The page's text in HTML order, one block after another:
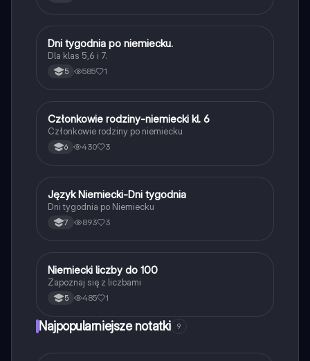
DJęzyk niemiecki
Dni tygodnia po niemiecku.
Dla klas 5,6 i 7.
5 585 1
CJęzyk niemiecki
Członkowie rodziny-niemiecki kl. 6
Członkowie rodziny po niemiecku
6 430 3
JJęzyk niemiecki
Język Niemiecki-Dni tygodnia
Dni tygodnia po Niemiecku
7 893 3
NJęzyk niemiecki
Niemiecki liczby do 100
Zapoznaj się z liczbami
5 485 1
Najpopularniejsze notatki 9